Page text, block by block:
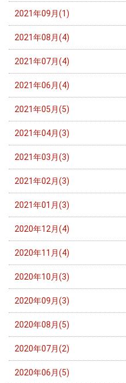
2021年09月(1)
2021年08月(4)
2021年07月(4)
2021年06月(4)
2021年05月(5)
2021年04月(3)
2021年03月(3)
2021年02月(3)
2021年01月(3)
2020年12月(4)
2020年11月(4)
2020年10月(3)
2020年09月(3)
2020年08月(5)
2020年07月(2)
2020年06月(5)